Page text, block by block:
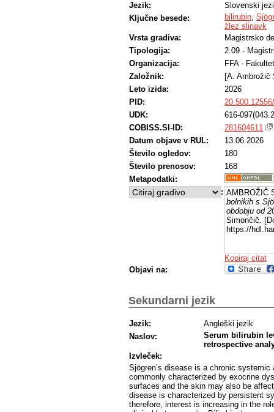
neintervencijsko retrospektivno analizo
Univerzitetnega kliničnega centra
smo pridobili izhodiščne vrednosti
slikovne kazalnike bolezni, vključno z
slinavk. V statistično analizo smo
leta. Mediana celokupnega bilirubina je
direktnega bilirubina pa 2 μmol/L
referenčnega območja. Celokupni
(r = −0,180; p = 0,040) in številom
bolezni ali ultrazvočnim seštevkom
bilirubina kot kadilci ali bivši kadilci (p =
letih spremljanja se mediana bilirubina
povezana s spremembo ultrazvočnega
preučevani kohorti v spodnjem delu
sistemskega vnetja ter s kadilskim
izraženostjo prizadetosti žlez slinavk.
sklepanje o razlikah glede na zdravo
ustrezno kontrolno skupino in
Jezik:
Slovenski
Ključne besede:
bilirubin,
žlez slinavk
Vrsta gradiva:
Magistrsko
Tipologija:
2.09 -
Organizacija:
FFA -
Založnik:
[A. Ambrožič
Leto izida:
2026
PID:
UDK:
616-
COBISS.SI-ID:
281604611
Datum objave v RUL:
13.06.2026
Število ogledov:
180
Število prenosov:
168
Metapodatki:
: AMBROŽIČ
bolnikih s
obdobju od
Simončič.
https://
Kopiraj citat
Objavi na:
Sekundarni jezik
Jezik:
Angleški jezik
Naslov:
Serum bilirubin
retrospective
Izvleček:
Sjögren’s disease is a chronic
commonly characterized by exocrine
surfaces and the skin may also be
disease is characterized by persistent
therefore, interest is increasing in the